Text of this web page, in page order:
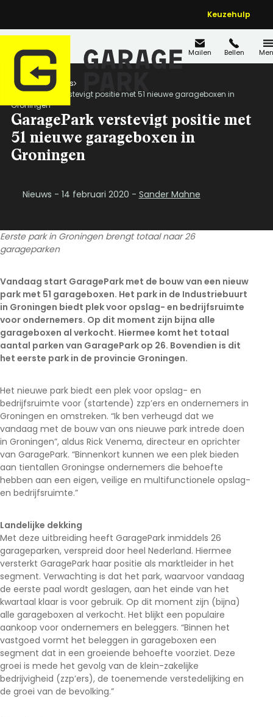
Keuzehulp
Mailen Bellen
Home Nieuws
GaragePark verstevigt positie met 51 nieuwe garageboxen in
Groningen
GaragePark verstevigt positie met
51 nieuwe garageboxen in
Groningen
Nieuws - 14 februari 2020 - Sander Mahne
Eerste park in Groningen brengt totaal naar 26
garageparken
Vandaag start GaragePark met de bouw van een nieuw
park met 51 garageboxen. Het park in de Industriebuurt
in Groningen biedt plek voor opslag- en bedrijfsruimte
voor ondernemers. Op dit moment zijn bijna alle
garageboxen al verkocht. Hiermee komt het totaal
aantal parken van GaragePark op 26. Bovendien is dit
het eerste park in de provincie Groningen.
Het nieuwe park biedt een plek voor opslag- en
bedrijfsruimte voor (startende) zzp’ers en ondernemers in
Groningen en omstreken. “Ik ben verheugd dat we
vandaag met de bouw van ons nieuwe park intrede doen
in Groningen”, aldus Rick Venema, directeur en oprichter
van GaragePark. “Binnenkort kunnen we een plek bieden
aan tientallen Groningse ondernemers die behoefte
hebben aan een eigen, veilige en multifunctionele opslag-
en bedrijfsruimte.”
Landelijke dekking
Met deze uitbreiding heeft GaragePark inmiddels 26
garageparken, verspreid door heel Nederland. Hiermee
versterkt GaragePark haar positie als marktleider in het
segment. Verwachting is dat het park, waarvoor vandaag
de eerste paal wordt geslagen, aan het einde van het
kwartaal klaar is voor gebruik. Op dit moment zijn (bijna)
alle garageboxen al verkocht. Het blijkt een populaire
aankoop voor ondernemers en beleggers. “Binnen het
vastgoed vormt het beleggen in garageboxen een
segment dat in een groeiende behoefte voorziet. Deze
groei is mede het gevolg van de klein-zakelijke
bedrijvigheid (zzp’ers), de toenemende verstedelijking en
de groei van de bevolking.”